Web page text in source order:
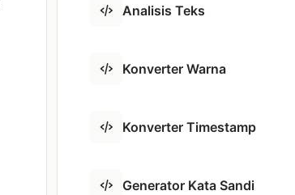
Analisis Teks
Konverter Warna
Konverter Timestamp
Generator Kata Sandi